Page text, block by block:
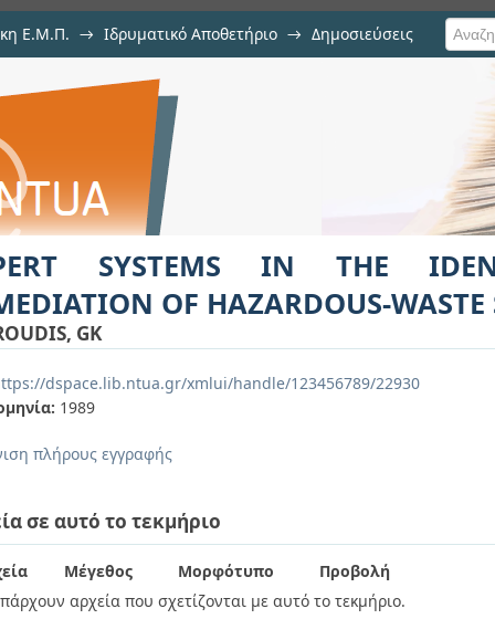
Ε.Μ.Π. → Ιδρυματικό Αποθετήριο → Δημοσιεύσεις
IN THE IDENTIFICATION
SYSTEMS IN THE
OF HAZARDOUS-WASTE
GK
dspace.lib.ntua.gr/xmlui/handle/123456789/22930
1989
πλήρους εγγραφής
σε αυτό το τεκμήριο
Μέγεθος Μορφότυπο
Προβολή
αρχεία που σχετίζονται με αυτό το τεκμήριο.